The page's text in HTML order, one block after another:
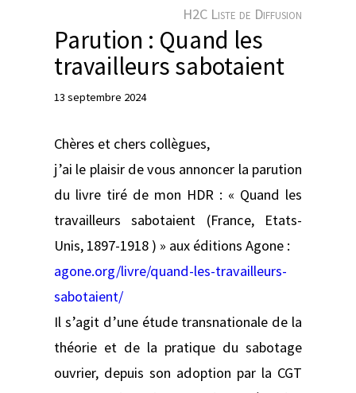
H2C Liste de Diffusion
Parution : Quand les
travailleurs sabotaient
13 septembre 2024
Chères et chers collègues,
j’ai le plaisir de vous annoncer la parution
du livre tiré de mon HDR : « Quand les
travailleurs sabotaient (France, Etats-
Unis, 1897-1918 ) » aux éditions Agone :
agone.org/livre/quand-les-travailleurs-
sabotaient/
Il s’agit d’une étude transnationale de la
théorie et de la pratique du sabotage
ouvrier, depuis son adoption par la CGT